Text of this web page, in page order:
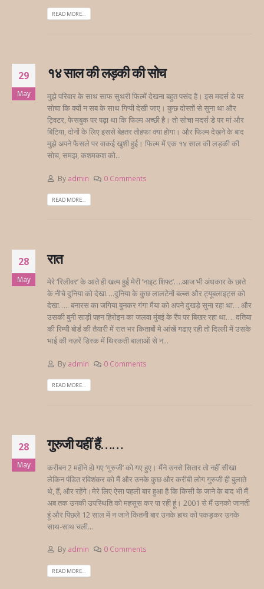
READ MORE...
29
May
१४ साल की लड़की की सोच
मुझे परिवार के साथ साफ सुथरी फिल्में देखना बहुत पसंद है। इस मदर्स डे पर
सोचा कि क्यों न सब के साथ गिप्पी देखी जाए। कुछ दोस्तों से सुना था और
ट्विटर, फेसबुक पर पढ़ा था कि फिल्म अच्छी है। तो सोचा मदर्स डे पर मां और
बिटिया, दोनों के लिए इससे बेहतर तोहफा क्या होगा। और फिल्म देखने के बाद
मुझे अपने फैसले पर वाकई खुशी हुई। फिल्म में एक १४ साल की लड़की की
सोच, समझ, कशमकश को...
By admin 0 Comments
READ MORE...
28
May
रात
मेरे ‘रिलीवर’ के आते ही खत्म हुई मेरी ‘नाइट शिफ्ट’….आज भी अंधकार के छाते
के नीचे दुनिया को देखा….दुनिया के कुछ लालटेनों बल्ब्स और ट्यूबलाइट्स को
देखा….. बनारस का जगिया बुनकर गंगा मैया को अपने दुखड़े सुना रहा था… और
उसकी बुनी साड़ी पहन हिरोइन का जलवा मुंबई के रैंप पर बिखर रहा था…. दतिया
की रिम्पी बोर्ड की तैयारी में रात भर किताबों मे आंखें गढाए रही तो दिल्ली में उसके
भाई की नज़रें डिस्क में थिरकती बालाओं से न...
By admin 0 Comments
READ MORE...
28
May
गुरुजी यहीं हैं……
करीबन 2 महीने हो गए ‘गुरुजी’ को गए हुए। मैंने उनसे सितार तो नहीं सीखा
लेकिन पंडित रविशंकर को मैं और उनके कुछ और करीबी लोग गुरुजी ही बुलाते
थे, हैं, और रहेंगे।मेरे लिए ऐसा पहली बार हुआ है कि किसी के जाने के बाद भी मैं
अब तक उनकी उपस्थिति को महसूस कर पा रही हूं। 2001 से मैं उनको जानती
हूं और पिछले 12 साल में न जाने कितनी बार उनके हाथ को पकड़कर उनके
साथ-साथ चली...
By admin 0 Comments
READ MORE...